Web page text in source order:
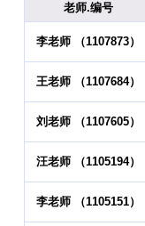
老师.编号
李老师 （1107873）
王老师 （1107684）
刘老师 （1107605）
汪老师 （1105194）
李老师 （1105151）